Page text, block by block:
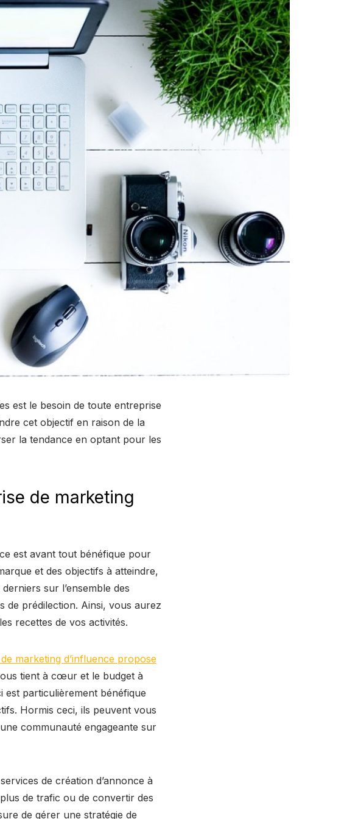
est le besoin de toute entreprise
cet objectif en raison de la
la tendance en optant pour les
de marketing
est avant tout bénéfique pour
et des objectifs à atteindre,
sur l’ensemble des
de prédilection. Ainsi, vous aurez
recettes de vos activités.
marketing d’influence propose
tient à cœur et le budget à
est particulièrement bénéfique
Hormis ceci, ils peuvent vous
communauté engageante sur
de création d’annonce à
de trafic ou de convertir des
de gérer une stratégie de